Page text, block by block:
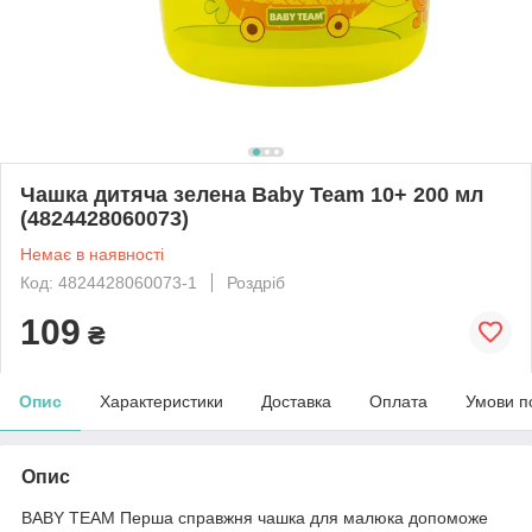
Чашка дитяча зелена Baby Team 10+ 200 мл
(4824428060073)
Немає в наявності
Код: 4824428060073-1
Роздріб
109 ₴
Опис Характеристики Доставка Оплата Умови
Опис
BABY TEAM Перша справжня чашка для малюка допоможе